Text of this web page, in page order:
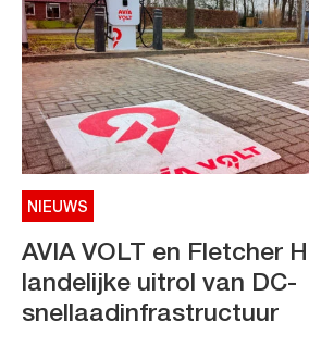
NIEUWS
AVIA VOLT en Fletcher
landelijke uitrol van DC-
snellaadinfrastructuur